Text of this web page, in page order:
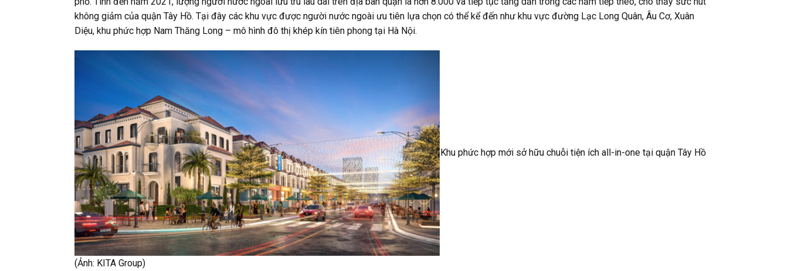
không giảm của quận Tây Hồ. Tại đây các khu vực được người nước ngoài ưu tiên lựa chọn có thể kể đến như khu vực đường Lạc Long Quân, Âu Cơ, Xuân
Diệu, khu phức hợp Nam Thăng Long – mô hình đô thị khép kín tiên phong tại Hà Nội.
Khu phức hợp mới sở hữu chuỗi tiện ích all-in-one tại quận Tây Hồ
(Ảnh: KITA Group)